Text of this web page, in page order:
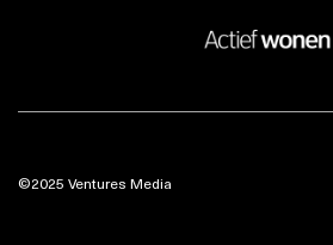
©2025 Ventures Media